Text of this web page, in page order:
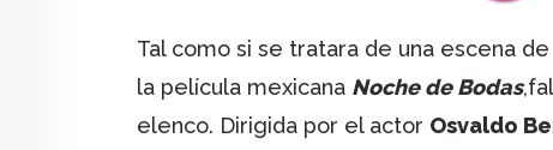
Tal como si se tratara de una escena
la película mexicana Noche de Bodas
elenco. Dirigida por el actor Osvaldo